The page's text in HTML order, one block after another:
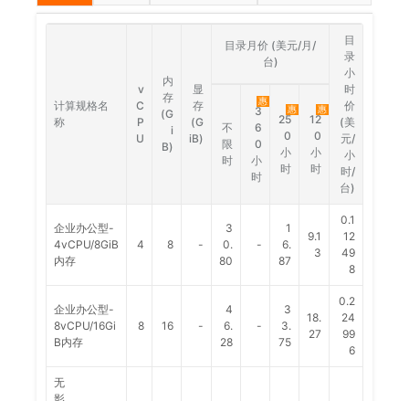
计算规格名
称
v
C
P
U
内
存
(G
i
B)
显
存
(G
iB)
目录月价 (美元/月/
台)
目
录
小
时
价
(美
元/
小
时/
台)
不
限
时
3
6
0
小
时
惠
25
0
小
时
惠
12
0
小
时
惠
企业办公型-
4vCPU/8GiB
内存
4 8 -
3
0.
80
-
1
6.
87
9.1
3
0.1
12
49
8
企业办公型-
8vCPU/16Gi
B内存
8 16 -
4
6.
28
-
3
3.
75
18.
27
0.2
24
99
6
无